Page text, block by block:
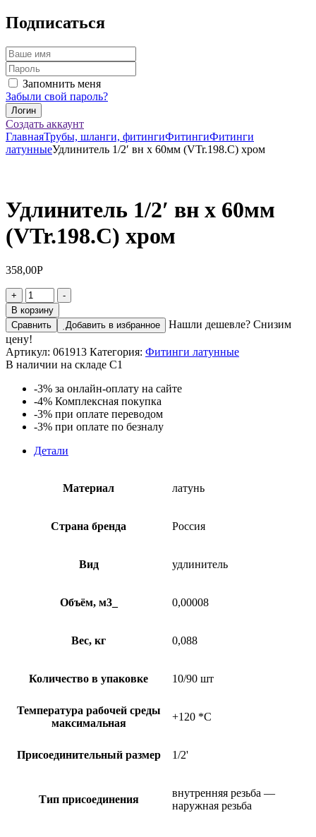
Подписаться
Запомнить меня
Забыли свой пароль?
Создать аккаунт
ГлавнаяТрубы, шланги, фитингиФитингиФитинги
латунныеУдлинитель 1/2′ вн х 60мм (VTr.198.C) хром
Удлинитель 1/2′ вн х 60мм
(VTr.198.C) хром
358,00Р
+
-
В корзину
Сравнить
Добавить в избранное
Нашли дешевле? Снизим
цену!
Артикул: 061913 Категория: Фитинги латунные
В наличии на складе С1
-3% за онлайн-оплату на сайте
-4% Комплексная покупка
-3% при оплате переводом
-3% при оплате по безналу
Детали
Материал латунь
Страна бренда Россия
Вид удлинитель
Объём, м3_ 0,00008
Вес, кг 0,088
Количество в упаковке 10/90 шт
Температура рабочей среды
максимальная
+120 *C
Присоединительный размер 1/2'
Тип присоединения
внутренняя резьба —
наружная резьба